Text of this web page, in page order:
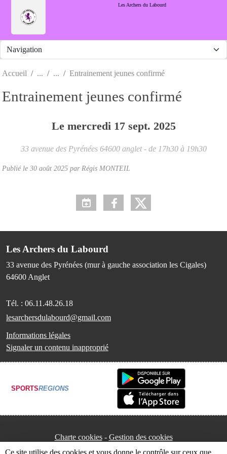
Les Archers du Labourd
Accueil Entrainement jeunes confirmé
Entrainement jeunes confirmé
Le mercredi 17 sept. 2025
33 avenue des Pyrénées 64600 anglet - de 17h30 à 19h30
Publié le 30 août 2025 par Régis MONTEIL
Les Archers du Labourd
33 avenue des Pyrénées (mur à gauche association les Cigales)
64600 Anglet
Tél. : 06.11.48.26.18
lesarchersdulabourd@gmail.com
Informations légales
Signaler un contenu inapproprié
SPORTSREGIONS
Charte cookies Gestion des cookies
Ce site utilise des cookies et vous donne le contrôle sur ceux que